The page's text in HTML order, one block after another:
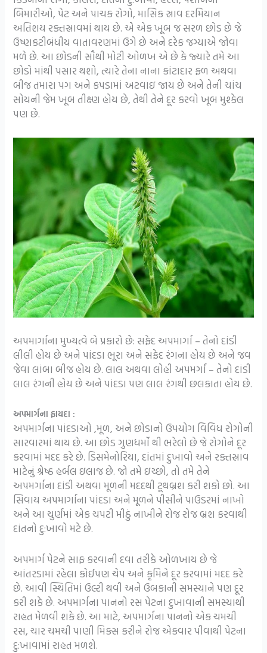
બિમારીઓ, પેટ અને પાચક રોગો, માસિક સ્રાવ દરમિયાન
અતિશય રક્તસ્રાવમાં થાય છે. એે એક ખૂબ જ સરળ છોડ છે જે
ઉષ્ણકટીબંધીય વાતાવરણમાં ઉગે છે અને દરેક જગ્યાએ જોવા
મળે છે. આ છોડની સૌથી મોટી ઓળખ એ છે કે જ્યારે તમે આ
છોડો માંથી પસાર થશો, ત્યારે તેના નાના કાંટાદાર ફળ અથવા
બીજ તમારા પગ અને કપડામાં અટવાઇ જાય છે અને તેની ચાંચ
સોયની જેમ ખૂબ તીક્ષ્ણ હોય છે, તેથી તેને દૂર કરવો ખૂબ મુશ્કેલ
પણ છે.
અપમાર્ગાના મુખ્યત્વે બે પ્રકારો છે: સફેદ અપમાર્ગા – તેનો દાંડી
લીલી હોય છે અને પાંદડા ભૂરા અને સફેદ રંગના હોય છે અને જવ
જેવા લાંબા બીજ હોય ​​છે. લાલ અથવા લોહી અપમર્ગા – તેનો દાંડી
લાલ રંગની હોય છે અને પાંદડા પણ લાલ રંગથી છલકાતા હોય છે.
અપમાર્ગના ફાયદા :
અપમાર્ગના પાંદડાઓ ,મૂળ, અને છોડાનો ઉપયોગ વિવિધ રોગોની
સારવારમાં થાય છે. આ છોડ ગુણધર્મો થી ભરેલો છે જે રોગોને દૂર
કરવામાં મદદ કરે છે. ડિસમેનોરિયા, દાંતમાં દુખાવો અને રક્તસ્રાવ
માટેનું શ્રેષ્ઠ હર્બલ ઇલાજ છે. જો તમે ઇચ્છો, તો તમે તેને
અપમર્ગાના દાંડી અથવા મૂળની મદદથી ટૂથબ્રશ કરી શકો છો. આ
સિવાય અપમાર્ગાના પાંદડા અને મૂળને પીસીને પાઉડરમાં નાખો
અને આ ચુર્ણમાં એક ચપટી મીઠું નાખીને રોજ રોજ બ્રશ કરવાથી
દાંતનો દુ:ખાવો મટે છે.
અપમાર્ગ પેટને સાફ કરવાની દવા તરીકે ઓળખાય છે જે
આંતરડામાં રહેલા કોઈપણ ચેપ અને કૃમિને દૂર કરવામાં મદદ કરે
છે. આવી સ્થિતિમાં ઉલ્ટી થવી અને ઉબકાની સમસ્યાને પણ દૂર
કરી શકે છે. અપમાર્ગના પાનનો રસ પેટના દુખાવાની સમસ્યાથી
રાહત મેળવી શકે છે. આ માટે, અપમાર્ગના પાનનો એક ચમચી
રસ, ચાર ચમચી પાણી મિક્સ કરીને રોજ એકવાર પીવાથી પેટના
દુ:ખાવામાં રાહત મળશે.